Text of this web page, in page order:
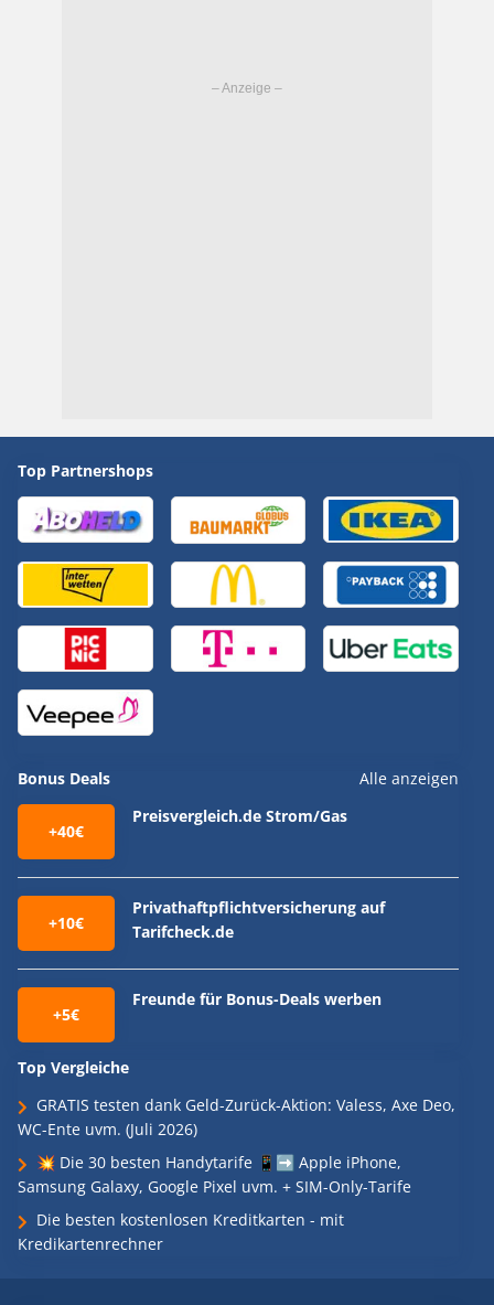
Top Partnershops
Bonus Deals Alle anzeigen
+40€
Preisvergleich.de Strom/Gas
+10€
Privathaftpflichtversicherung auf
Tarifcheck.de
+5€
Freunde für Bonus-Deals werben
Top Vergleiche
GRATIS testen dank Geld-Zurück-Aktion: Valess, Axe Deo,
WC-Ente uvm. (Juli 2026)
💥 Die 30 besten Handytarife 📱➡️ Apple iPhone,
Samsung Galaxy, Google Pixel uvm. + SIM-Only-Tarife
Die besten kostenlosen Kreditkarten - mit
Kredikartenrechner